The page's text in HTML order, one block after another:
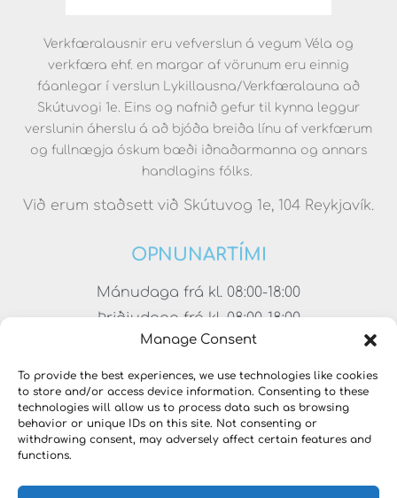
Manage Consent
To provide the best experiences, we use technologies like cookies
to store and/or access device information. Consenting to these
technologies will allow us to process data such as browsing
behavior or unique IDs on this site. Not consenting or
withdrawing consent, may adversely affect certain features and
functions.
Verkfæralausnir eru vefverslun á vegum Véla og
verkfæra ehf. en margar af vörunum eru einnig
fáanlegar í verslun Lykillausna/Verkfæralauna að
Skútuvogi 1e. Eins og nafnið gefur til kynna leggur
verslunin áherslu á að bjóða breiða línu af verkfærum
og fullnægja óskum bæði iðnaðarmanna og annars
handlagins fólks.
Við erum staðsett við Skútuvog 1e, 104 Reykjavík.
OPNUNARTÍMI
Mánudaga frá kl. 08:00-18:00
Þriðjudaga frá kl. 08:00-18:00
Miðvikudaga frá kl. 08:00-18:00
Fimmtudaga frá kl. 08:00-18:00
Föstudaga frá kl. 08:00-17:00
Laugardaga frá kl. 11:00-15:00